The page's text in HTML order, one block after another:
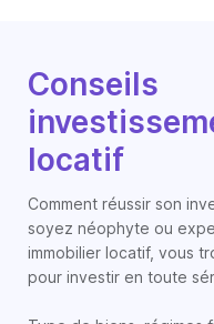
Conseils
locatif
Comment réussir son
soyez néophyte ou
immobilier locatif, vous
pour investir en toute